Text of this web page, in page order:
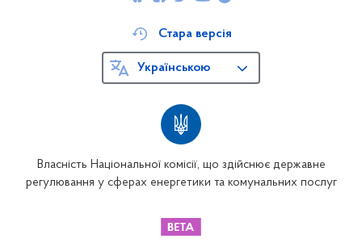
Власність Національної комісії, що здійснює державне
регулювання у сферах енергетики та комунальних послуг
Стара версія
Українською